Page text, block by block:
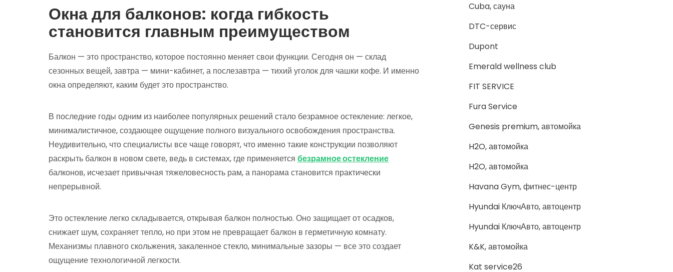
Окна для балконов: когда гибкость
становится главным преимуществом
Балкон — это пространство, которое постоянно меняет свои функции. Сегодня он — склад
сезонных вещей, завтра — мини-кабинет, а послезавтра — тихий уголок для чашки кофе. И именно
окна определяют, каким будет это пространство.
В последние годы одним из наиболее популярных решений стало безрамное остекление: легкое,
минималистичное, создающее ощущение полного визуального освобождения пространства.
Неудивительно, что специалисты все чаще говорят, что именно такие конструкции позволяют
раскрыть балкон в новом свете, ведь в системах, где применяется безрамное остекление
балконов, исчезает привычная тяжеловесность рам, а панорама становится практически
непрерывной.
Это остекление легко складывается, открывая балкон полностью. Оно защищает от осадков,
снижает шум, сохраняет тепло, но при этом не превращает балкон в герметичную комнату.
Механизмы плавного скольжения, закаленное стекло, минимальные зазоры — все это создает
ощущение технологичной легкости.
Cuba, сауна
DTC-сервис
Dupont
Emerald wellness club
FIT SERVICE
Fura Service
Genesis premium, автомойка
H2O, автомойка
H2O, автомойка
Havana Gym, фитнес-центр
Hyundai КлючАвто, автоцентр
Hyundai КлючАвто, автоцентр
K&K, автомойка
Kat service26